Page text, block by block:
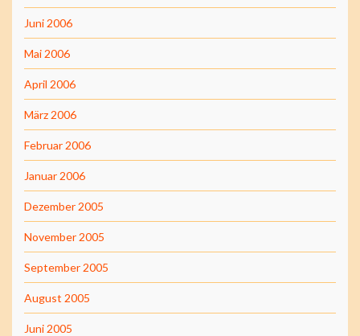
Juni 2006
Mai 2006
April 2006
März 2006
Februar 2006
Januar 2006
Dezember 2005
November 2005
September 2005
August 2005
Juni 2005